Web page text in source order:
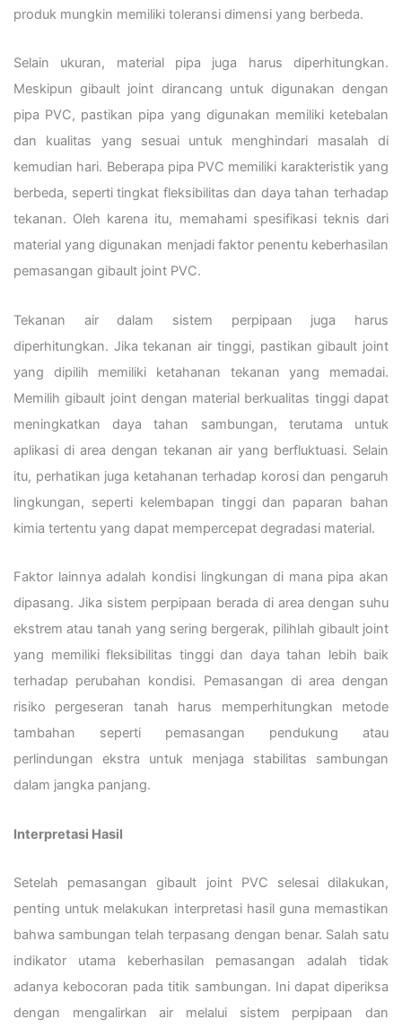
produk mungkin memiliki toleransi dimensi yang berbeda.
Selain ukuran, material pipa juga harus diperhitungkan.
Meskipun gibault joint dirancang untuk digunakan dengan
pipa PVC, pastikan pipa yang digunakan memiliki ketebalan
dan kualitas yang sesuai untuk menghindari masalah di
kemudian hari. Beberapa pipa PVC memiliki karakteristik yang
berbeda, seperti tingkat fleksibilitas dan daya tahan terhadap
tekanan. Oleh karena itu, memahami spesifikasi teknis dari
material yang digunakan menjadi faktor penentu keberhasilan
pemasangan gibault joint PVC.
Tekanan air dalam sistem perpipaan juga harus
diperhitungkan. Jika tekanan air tinggi, pastikan gibault joint
yang dipilih memiliki ketahanan tekanan yang memadai.
Memilih gibault joint dengan material berkualitas tinggi dapat
meningkatkan daya tahan sambungan, terutama untuk
aplikasi di area dengan tekanan air yang berfluktuasi. Selain
itu, perhatikan juga ketahanan terhadap korosi dan pengaruh
lingkungan, seperti kelembapan tinggi dan paparan bahan
kimia tertentu yang dapat mempercepat degradasi material.
Faktor lainnya adalah kondisi lingkungan di mana pipa akan
dipasang. Jika sistem perpipaan berada di area dengan suhu
ekstrem atau tanah yang sering bergerak, pilihlah gibault joint
yang memiliki fleksibilitas tinggi dan daya tahan lebih baik
terhadap perubahan kondisi. Pemasangan di area dengan
risiko pergeseran tanah harus memperhitungkan metode
tambahan seperti pemasangan pendukung atau
perlindungan ekstra untuk menjaga stabilitas sambungan
dalam jangka panjang.
Interpretasi Hasil
Setelah pemasangan gibault joint PVC selesai dilakukan,
penting untuk melakukan interpretasi hasil guna memastikan
bahwa sambungan telah terpasang dengan benar. Salah satu
indikator utama keberhasilan pemasangan adalah tidak
adanya kebocoran pada titik sambungan. Ini dapat diperiksa
dengan mengalirkan air melalui sistem perpipaan dan